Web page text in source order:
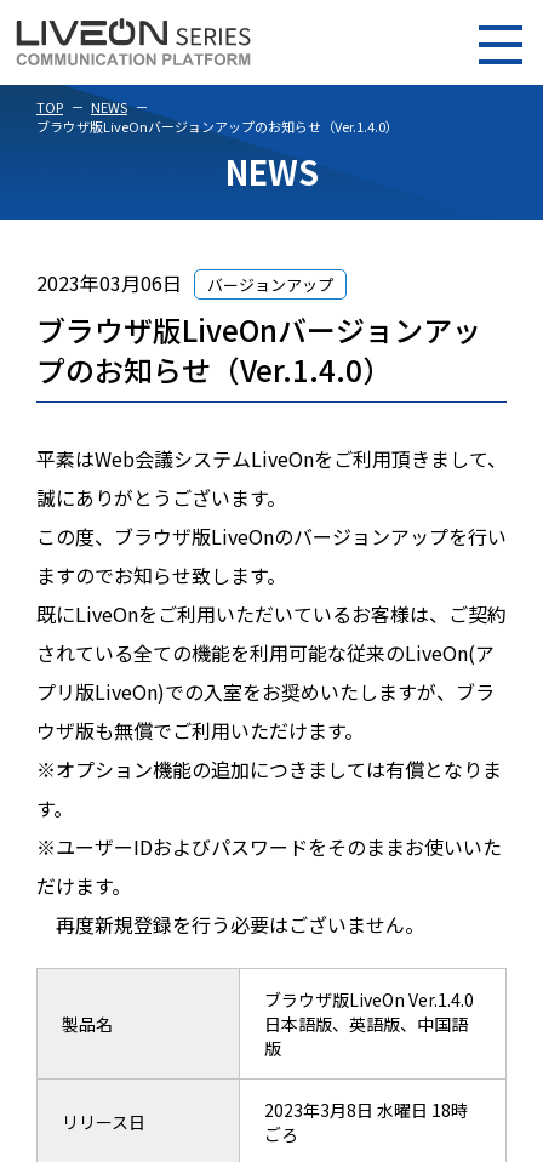
TOP
NEWS
ブラウザ版LiveOnバージョンアップのお知らせ（Ver.1.4.0）
NEWS
2023年03月06日 バージョンアップ
ブラウザ版LiveOnバージョンアッ
プのお知らせ（Ver.1.4.0）
平素はWeb会議システムLiveOnをご利用頂きまして、
誠にありがとうございます。
この度、ブラウザ版LiveOnのバージョンアップを行い
ますのでお知らせ致します。
既にLiveOnをご利用いただいているお客様は、ご契約
されている全ての機能を利用可能な従来のLiveOn(ア
プリ版LiveOn)での入室をお奨めいたしますが、ブラ
ウザ版も無償でご利用いただけます。
※オプション機能の追加につきましては有償となりま
す。
※ユーザーIDおよびパスワードをそのままお使いいた
だけます。
再度新規登録を行う必要はございません。
製品名
ブラウザ版LiveOn Ver.1.4.0
日本語版、英語版、中国語
版
リリース日
2023年3月8日 水曜日 18時
ごろ